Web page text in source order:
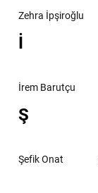
Zehra İpşiroğlu
İ
İrem Barutçu
Ş
Şefik Onat